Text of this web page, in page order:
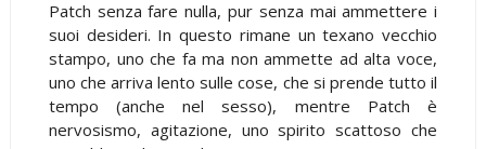
Patch senza fare nulla, pur senza mai ammettere i
suoi desideri. In questo rimane un texano vecchio
stampo, uno che fa ma non ammette ad alta voce,
uno che arriva lento sulle cose, che si prende tutto il
tempo (anche nel sesso), mentre Patch è
nervosismo, agitazione, uno spirito scattoso che